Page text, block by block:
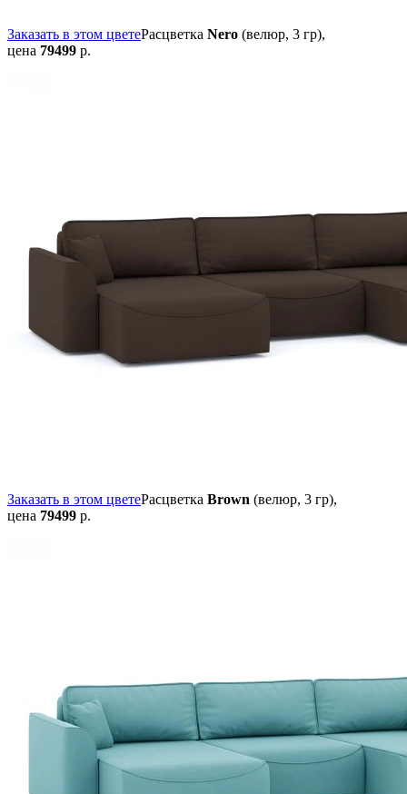
Заказать в этом цветеРасцветка Nero (велюр, 3 гр),
цена 79499 р.
Заказать в этом цветеРасцветка Brown (велюр, 3 гр),
цена 79499 р.